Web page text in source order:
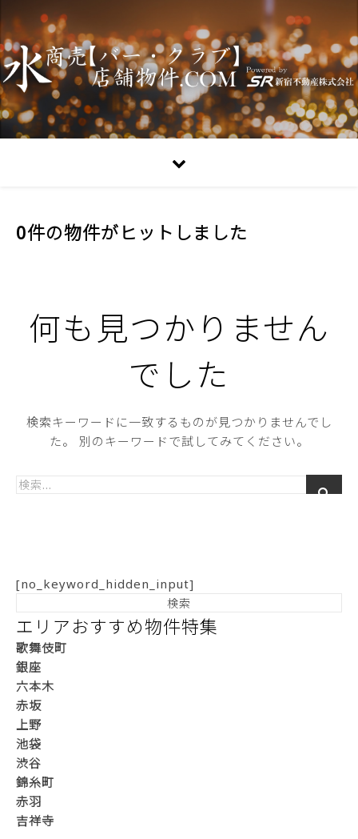
0件の物件がヒットしました
何も見つかりません
でした
検索キーワードに一致するものが見つかりませんでし
た。 別のキーワードで試してみてください。
[no_keyword_hidden_input]
エリアおすすめ物件特集
歌舞伎町
銀座
六本木
赤坂
上野
池袋
渋谷
錦糸町
赤羽
吉祥寺